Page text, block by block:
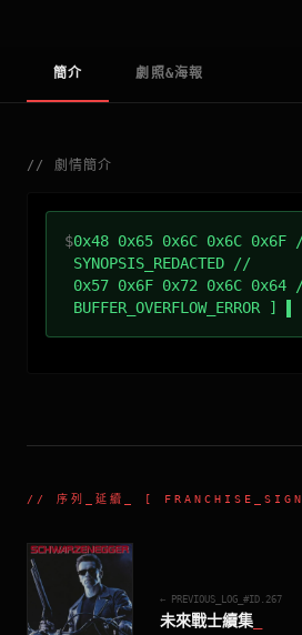
簡介 劇照&海報
// 劇情簡介
$0x48 0x65 0x6C 0x6C 0x6F
SYNOPSIS_REDACTED //
0x57 0x6F 0x72 0x6C
BUFFER_OVERFLOW_ERROR ]
// 序列_延續 _ [
← PREVIOUS_LOG_#ID. 267
未來戰士續集